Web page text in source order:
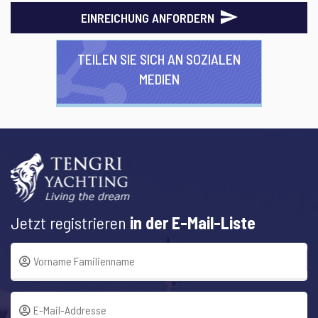
EINREICHUNG ANFORDERN
TEILEN SIE SICH AN SOZIALEN
MEDIEN
Jetzt registrieren in der E-Mail-Liste